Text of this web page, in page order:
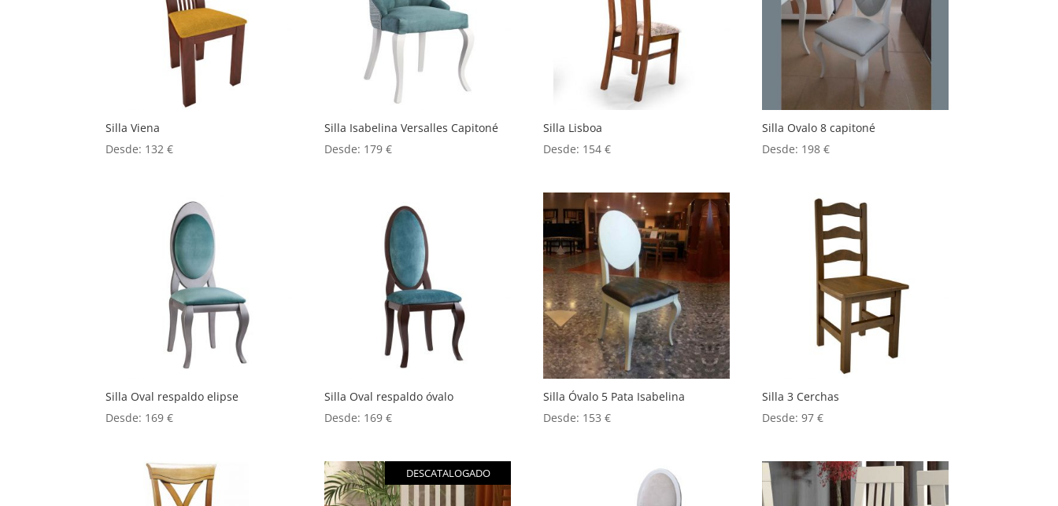
Silla Viena
Desde: 132€
Silla Isabelina Versalles Capitoné
Desde: 179€
Silla Lisboa
Desde: 154€
Silla Ovalo 8 capitoné
Desde: 198€
Silla Oval respaldo elipse
Desde: 169€
Silla Oval respaldo óvalo
Desde: 169€
Silla Óvalo 5 Pata Isabelina
Desde: 153€
Silla 3 Cerchas
Desde:97€
DESCATALOGADO